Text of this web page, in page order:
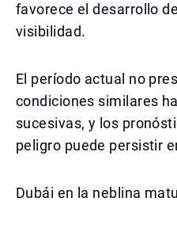
favorece el desarrollo
visibilidad.
El período actual no
condiciones similares
sucesivas, y los
peligro puede persistir
Dubái en la neblina